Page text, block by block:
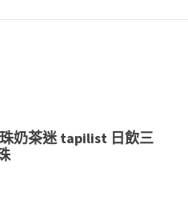
奶茶迷 tapilist 日飲三